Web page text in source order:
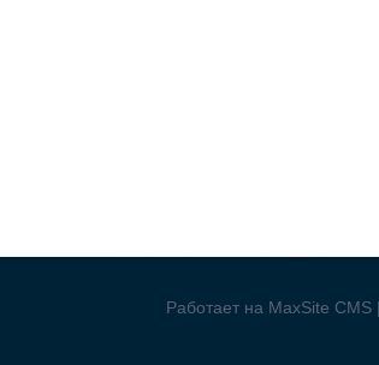
Работает на MaxSite